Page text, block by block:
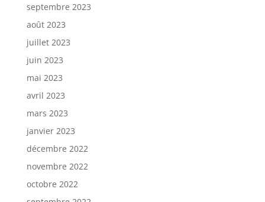
septembre 2023
août 2023
juillet 2023
juin 2023
mai 2023
avril 2023
mars 2023
janvier 2023
décembre 2022
novembre 2022
octobre 2022